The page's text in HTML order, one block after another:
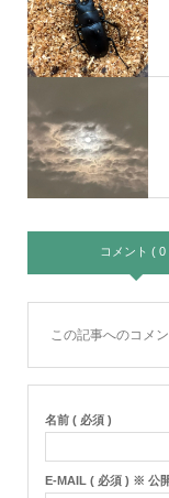
コメント ( 0
この記事へのコメ
名前 ( 必須 )
E-MAIL ( 必須 ) ※ 公